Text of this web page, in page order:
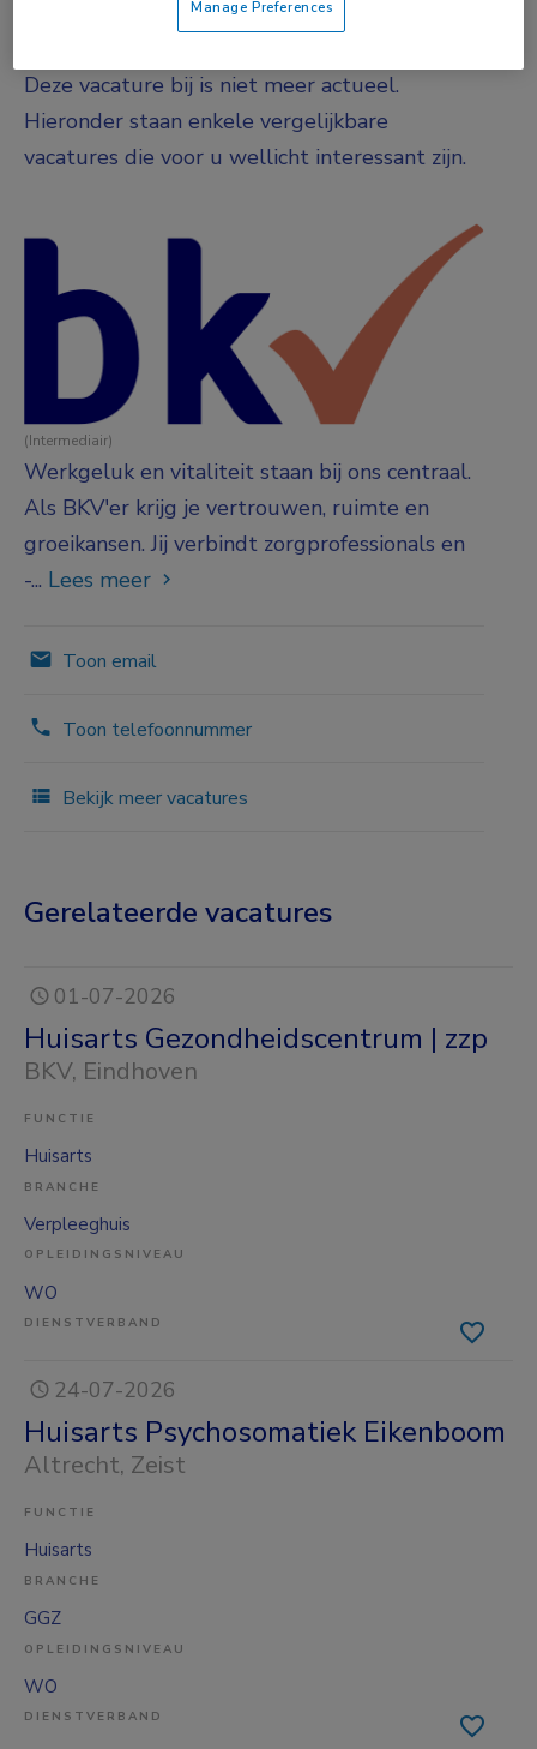
Vacature niet beschikbaar
Deze vacature bij is niet meer actueel.
Hieronder staan enkele vergelijkbare
vacatures die voor u wellicht interessant zijn.
(Intermediair)
Werkgeluk en vitaliteit staan bij ons centraal.
Als BKV'er krijg je vertrouwen, ruimte en
groeikansen. Jij verbindt zorgprofessionals en
-... Lees meer
Toon email
Toon telefoonnummer
Bekijk meer vacatures
Gerelateerde vacatures
01-07-2026
Huisarts Gezondheidscentrum | zzp
BKV, Eindhoven
FUNCTIE
Huisarts
BRANCHE
Verpleeghuis
OPLEIDINGSNIVEAU
WO
DIENSTVERBAND
24-07-2026
Huisarts Psychosomatiek Eikenboom
Altrecht, Zeist
FUNCTIE
Huisarts
BRANCHE
GGZ
OPLEIDINGSNIVEAU
WO
DIENSTVERBAND
Manage Preferences